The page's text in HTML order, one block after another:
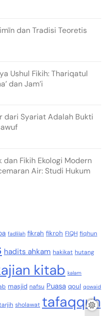
dan Tradisi Teoretis
Ushul Fikih: Thariqatul
dan Jam’i
dari Syariat Adalah Bukti
dan Fikih Ekologi Modern
Air: Studi Hukum
fadlilah fikrah fikroh FIQH fiqhun
hadits ahkam hakikat hutang
kitab kalam
masjid nafsu Puasa qoul qowaid
sholawat tafaqquh